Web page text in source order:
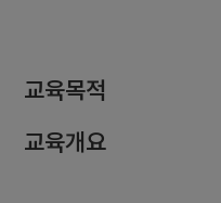
교육목적
교육개요